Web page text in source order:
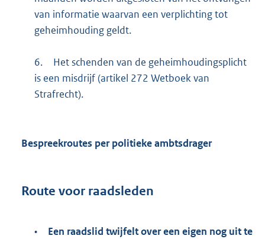
van informatie waarvan een verplichting tot
geheimhouding geldt.
6.
Het schenden van de geheimhoudingsplicht
is een misdrijf (artikel 272 Wetboek van
Strafrecht).
Bespreekroutes per politieke ambtsdrager
Route voor raadsleden
•
Een raadslid twijfelt over een eigen nog uit te